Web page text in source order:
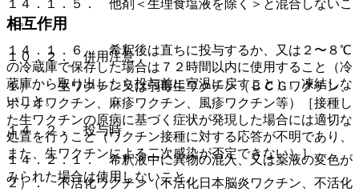
１４．１．５． 他剤＜生理食塩液を除く＞と混合しないこ
と。
１４．１．６． 希釈後は直ちに投与するか、又は２〜８℃
の冷蔵庫で保存した場合は７２時間以内に使用すること（冷
蔵庫から取り出したら投与前に室温に戻すこと）。凍結しな
いこと。
１４．２． 投与時
１４．２．１． 希釈液中に異物の混入、又は薬液の変色が
みられた場合は使用しないこと。
相互作用
１０．２． 併用注意：
１）． 生ワクチン又は弱毒生ワクチン（ＢＣＧワクチン、
ポリオワクチン、麻疹ワクチン、風疹ワクチン等）［接種し
た生ワクチンの原病に基づく症状が発現した場合には適切な
処置を行うこと（ワクチン接種に対する応答が不明であり、
また、生ワクチンによる二次感染が否定できない）］。
２）． 不活化ワクチン（不活化日本脳炎ワクチン、不活化